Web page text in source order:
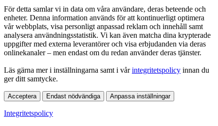
För detta samlar vi in data om våra användare, deras beteende och
enheter. Denna information används för att kontinuerligt optimera
vår webbplats, visa personligt anpassad reklam och innehåll samt
analysera användningsstatistik. Vi kan även matcha dina krypterade
uppgifter med externa leverantörer och visa erbjudanden via deras
onlinekanaler – men endast om du redan använder deras tjänster.
Läs gärna mer i inställningarna samt i vårintegritetspolicy innan du
ger ditt samtycke.
Acceptera Endast nödvändiga Anpassa inställningar
Integritetspolicy